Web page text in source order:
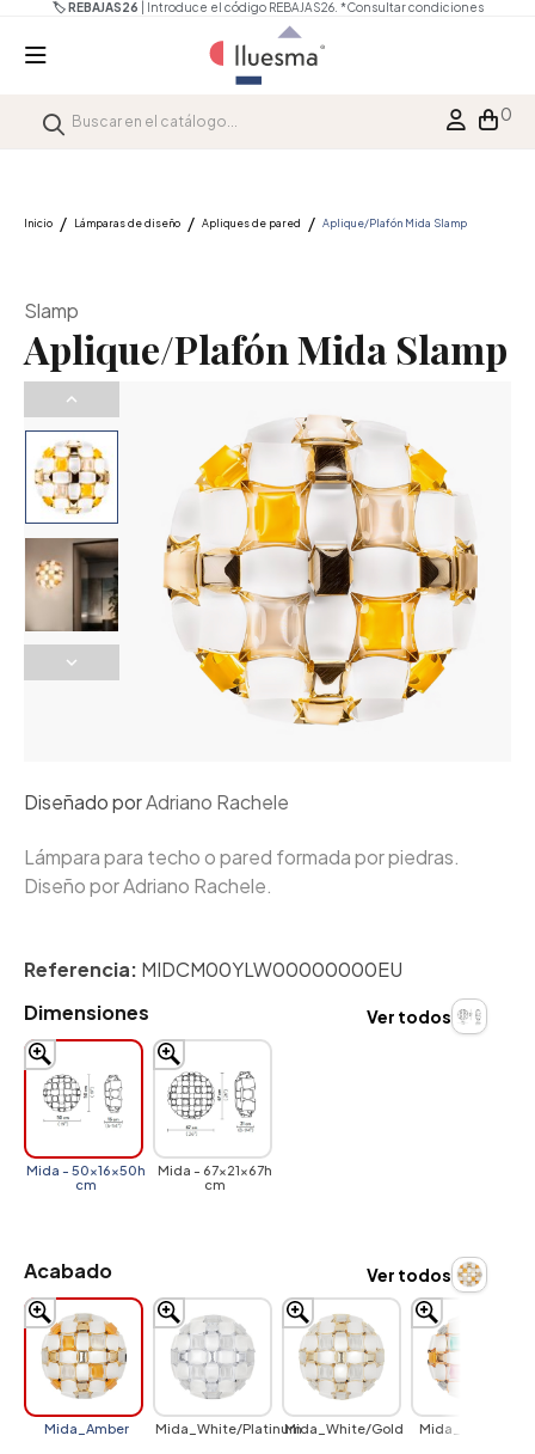
🏷️ REBAJAS26 | Introduce el código REBAJAS26. *Consultar condiciones
0
Inicio Lámparas de diseño Apliques de pared Aplique/Plafón Mida Slamp
Slamp
Aplique/Plafón Mida Slamp
Diseñado porAdriano Rachele
Lámpara para techo o pared formada por piedras.
Diseño por Adriano Rachele.
Referencia: MIDCM00YLW00000000EU
Dimensiones
Mida - 50x16x50h
cm
Mida - 67x21x67h
cm
Ver todos
Acabado
Mida_Amber Mida_White/PlatinumMida_White/Gold Mida_Multicolor
Ver todos